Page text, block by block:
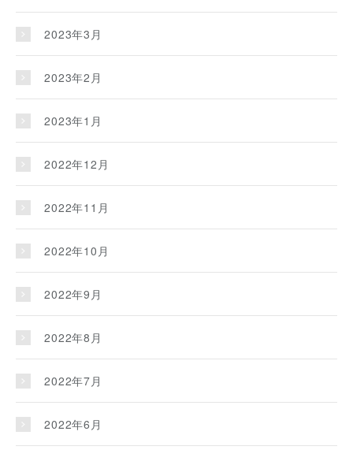
2023年3月
2023年2月
2023年1月
2022年12月
2022年11月
2022年10月
2022年9月
2022年8月
2022年7月
2022年6月